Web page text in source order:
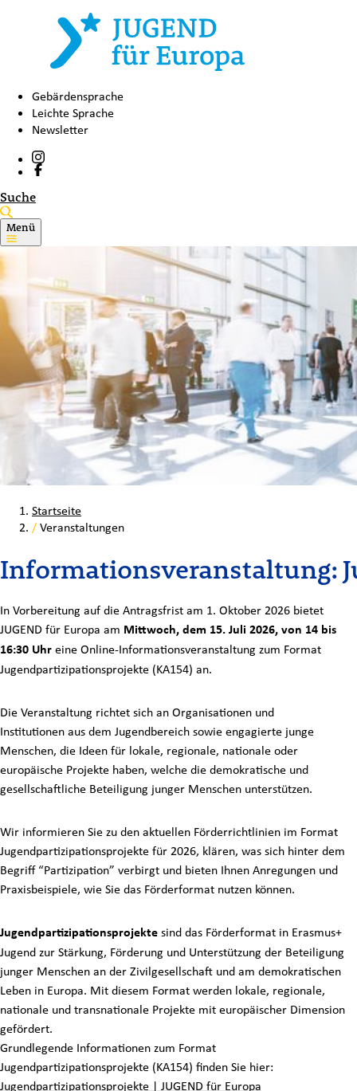
Gebärdensprache
Leichte Sprache
Newsletter
Suche
Menü
Startseite
/Veranstaltungen
Informationsveranstaltung:
In Vorbereitung auf die Antragsfrist am 1. Oktober 2026 bietet
JUGEND für Europa am Mittwoch, dem 15. Juli 2026, von 14 bis
16:30 Uhreine Online-Informationsveranstaltung zum Format
Jugendpartizipationsprojekte (KA154) an.
Die Veranstaltung richtet sich an Organisationen und
Institutionen aus dem Jugendbereich sowie engagierte junge
Menschen, die Ideen für lokale, regionale, nationale oder
europäische Projekte haben, welche die demokratische und
gesellschaftliche Beteiligung junger Menschen unterstützen.
Wir informieren Sie zu den aktuellen Förderrichtlinien im Format
Jugendpartizipationsprojekte für 2026, klären, was sich hinter dem
Begriff “Partizipation” verbirgt und bieten Ihnen Anregungen und
Praxisbeispiele, wie Sie das Förderformat nutzen können.
Jugendpartizipationsprojektesind das Förderformat in Erasmus+
Jugend zur Stärkung, Förderung und Unterstützung der Beteiligung
junger Menschen an der Zivilgesellschaft und am demokratischen
Leben in Europa. Mit diesem Format werden lokale, regionale,
nationale und transnationale Projekte mit europäischer Dimension
gefördert.
Grundlegende Informationen zum Format
Jugendpartizipationsprojekte (KA154) finden Sie hier:
Jugendpartizipationsprojekte | JUGEND für Europa